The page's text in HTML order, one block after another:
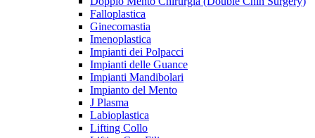
Falloplastica
Ginecomastia
Imenoplastica
Impianti dei Polpacci
Impianti delle Guance
Impianti Mandibolari
Impianto del Mento
J Plasma
Labioplastica
Lifting Collo